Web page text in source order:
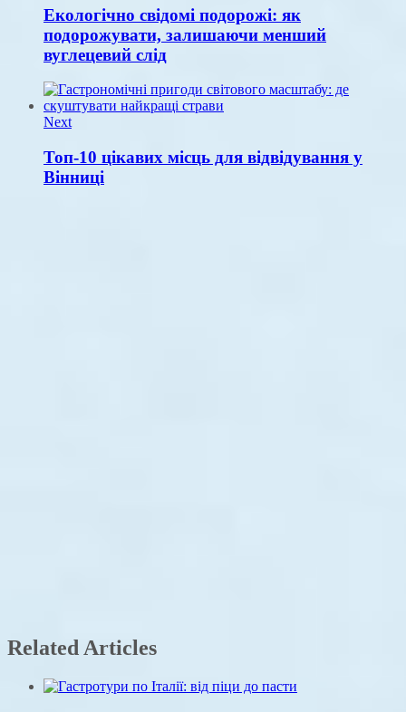
Екологічно свідомі подорожі: як
подорожувати, залишаючи менший
вуглецевий слід
Next
Топ-10 цікавих місць для відвідування у
Вінниці
Related Articles